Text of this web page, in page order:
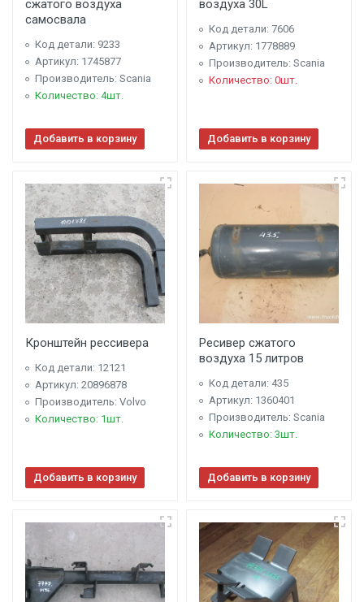
сжатого воздуха
самосвала
Код детали: 9233
Артикул: 1745877
Производитель: Scania
Количество: 4шт.
Добавить в корзину
воздуха 30L
Код детали: 7606
Артикул: 1778889
Производитель: Scania
Количество: 0шт.
Добавить в корзину
Кронштейн рессивера
Код детали: 12121
Артикул: 20896878
Производитель: Volvo
Количество: 1шт.
Добавить в корзину
Ресивер сжатого
воздуха 15 литров
Код детали: 435
Артикул: 1360401
Производитель: Scania
Количество: 3шт.
Добавить в корзину